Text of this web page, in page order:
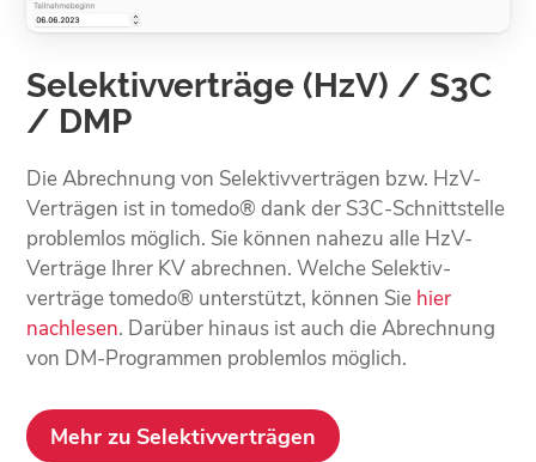
Selektivverträge (HzV) / S3C
/ DMP
Die Abrechnung von Selektiv­verträgen bzw. HzV-
Verträgen ist in tomedo® dank der S3C-Schnitt­stelle
problemlos möglich. Sie können nahezu alle HzV-
Verträge Ihrer KV abrechnen. Welche Selektiv­
verträge tomedo® unterstützt, können Sie hier
nachlesen. Darüber hinaus ist auch die Abrech­nung
von DM-Programmen problemlos möglich.
Mehr zu Selektivverträgen